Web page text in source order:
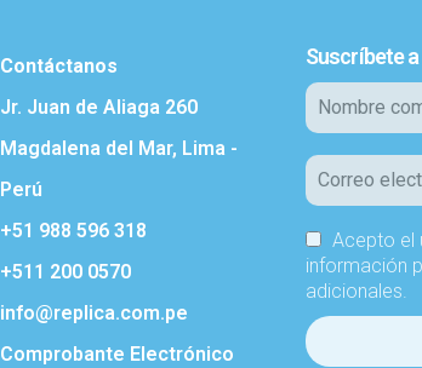
Contáctanos
Jr. Juan de Aliaga 260
Magdalena del Mar, Lima -
Perú
+51 988 596 318
+511 200 0570
info@replica.com.pe
Comprobante Electrónico
Suscríbete
Acepto el
información
adicionales.